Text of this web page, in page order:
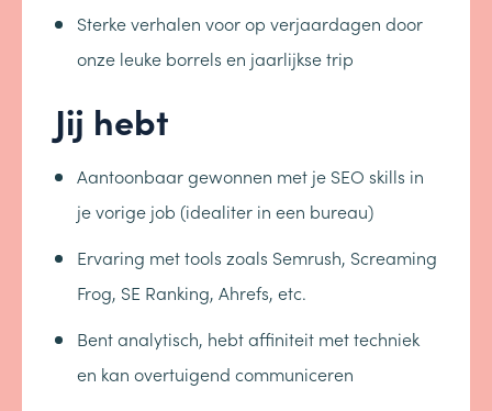
Sterke verhalen voor op verjaardagen door
onze leuke borrels en jaarlijkse trip
Jij hebt
Aantoonbaar gewonnen met je SEO skills in
je vorige job (idealiter in een bureau)
Ervaring met tools zoals Semrush, Screaming
Frog, SE Ranking, Ahrefs, etc.
Bent analytisch, hebt affiniteit met techniek
en kan overtuigend communiceren